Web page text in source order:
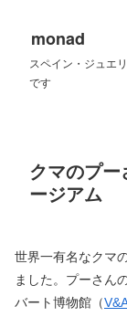
monad
スペイン・ジュエ
です
クマのプ
ージアム
世界一有名なクマ
ました。プーさん
バート博物館（